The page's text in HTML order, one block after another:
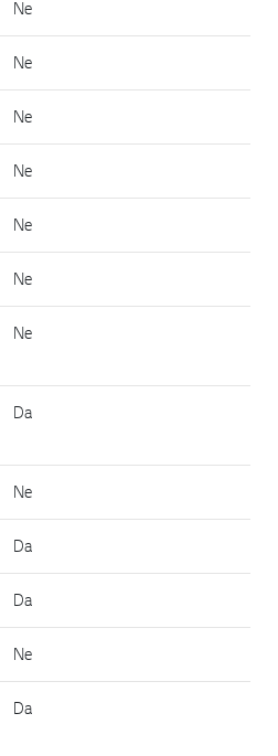
Ne
Ne
Ne
Ne
Ne
Ne
Ne
Da
Ne
Da
Da
Ne
Da